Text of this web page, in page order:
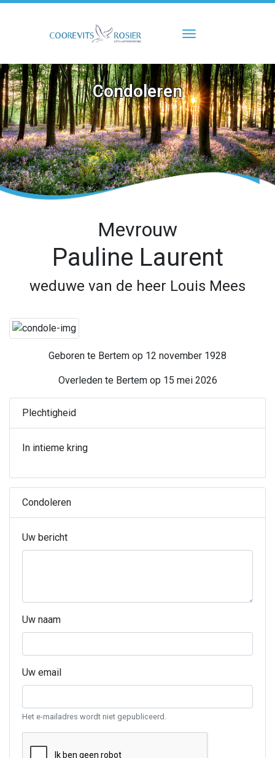
Toggle
Condoleren
Mevrouw
Pauline Laurent
weduwe van de heer Louis Mees
Geboren te Bertem op 12 november 1928
Overleden te Bertem op 15 mei 2026
Plechtigheid
In intieme kring
Condoleren
Uw bericht
Uw naam
Uw email
Het e-mailadres wordt niet gepubliceerd.